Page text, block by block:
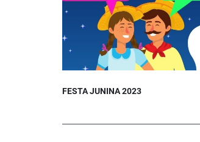
FESTA JUNINA 2023